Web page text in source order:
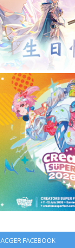
ACGER FACEBOOK